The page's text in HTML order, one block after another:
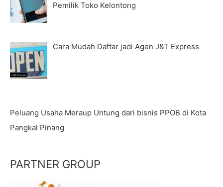
Pemilik Toko Kelontong
Cara Mudah Daftar jadi Agen J&T Express
Peluang Usaha Meraup Untung dari bisnis PPOB di Kota
Pangkal Pinang
PARTNER GROUP